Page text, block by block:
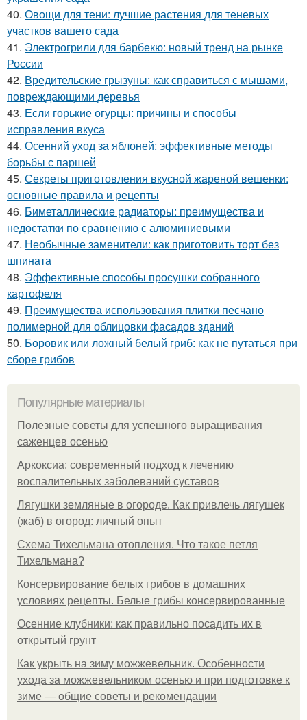
40. Овощи для тени: лучшие растения для теневых
участков вашего сада
41. Электрогрили для барбекю: новый тренд на рынке
России
42. Вредительские грызуны: как справиться с мышами,
повреждающими деревья
43. Если горькие огурцы: причины и способы
исправления вкуса
44. Осенний уход за яблоней: эффективные методы
борьбы с паршей
45. Секреты приготовления вкусной жареной вешенки:
основные правила и рецепты
46. Биметаллические радиаторы: преимущества и
недостатки по сравнению с алюминиевыми
47. Необычные заменители: как приготовить торт без
шпината
48. Эффективные способы просушки собранного
картофеля
49. Преимущества использования плитки песчано
полимерной для облицовки фасадов зданий
50. Боровик или ложный белый гриб: как не путаться при
сборе грибов
Популярные материалы
Полезные советы для успешного выращивания
саженцев осенью
Аркоксиа: современный подход к лечению
воспалительных заболеваний суставов
Лягушки земляные в огороде. Как привлечь лягушек
(жаб) в огород: личный опыт
Схема Тихельмана отопления. Что такое петля
Тихельмана?
Консервирование белых грибов в домашних
условиях рецепты. Белые грибы консервированные
Осенние клубники: как правильно посадить их в
открытый грунт
Как укрыть на зиму можжевельник. Особенности
ухода за можжевельником осенью и при подготовке к
зиме — общие советы и рекомендации